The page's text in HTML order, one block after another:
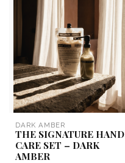
DARK AMBER
THE SIGNATURE HAND
CARE SET – DARK
AMBER